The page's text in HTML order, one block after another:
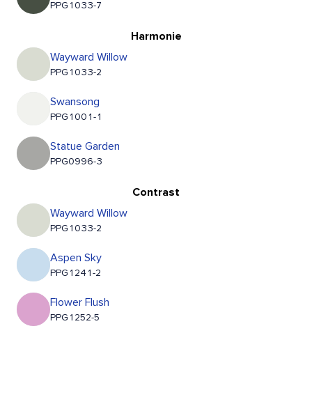
PPG1033-7
Harmonie
Wayward Willow
PPG1033-2
Swansong
PPG1001-1
Statue Garden
PPG0996-3
Contrast
Wayward Willow
PPG1033-2
Aspen Sky
PPG1241-2
Flower Flush
PPG1252-5